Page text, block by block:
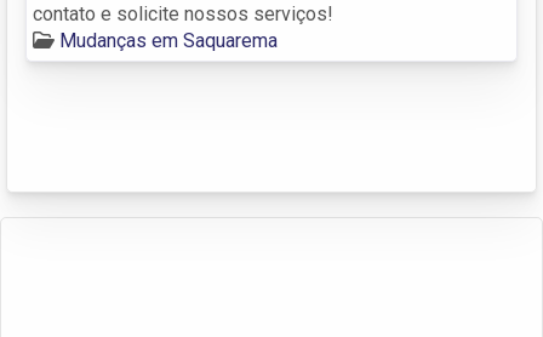
contato e solicite nossos serviços!
Mudanças em Saquarema